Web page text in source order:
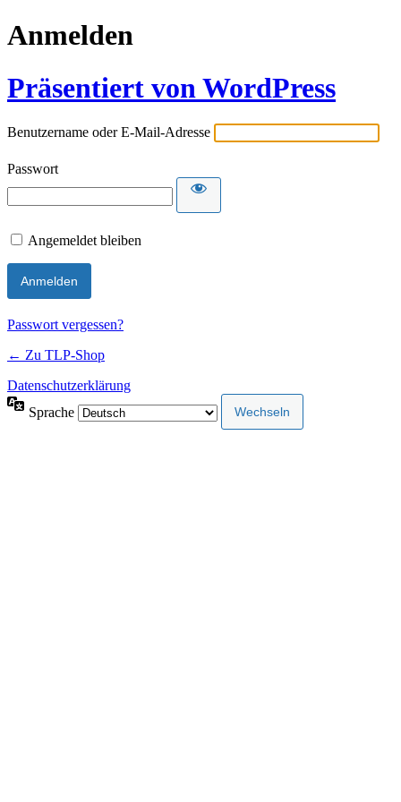
Anmelden
Präsentiert von WordPress
Benutzername oder E-Mail-Adresse
Passwort
Angemeldet bleiben
Passwort vergessen?
← Zu TLP-Shop
Datenschutzerklärung
Sprache